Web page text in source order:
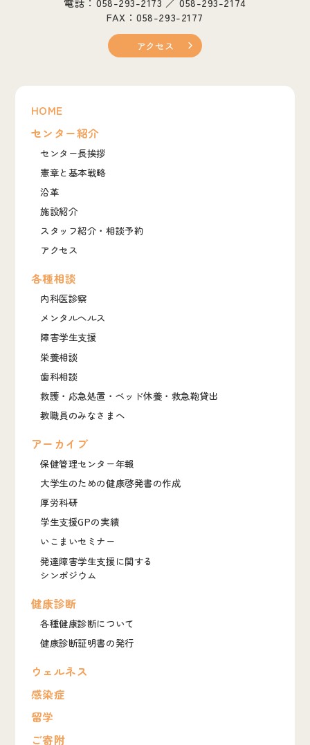
FAX：058-293-2177
アクセス
HOME
センター紹介
センター長挨拶
憲章と基本戦略
沿革
施設紹介
スタッフ紹介・相談予約
アクセス
各種相談
内科医診察
メンタルヘルス
障害学生支援
栄養相談
歯科相談
救護・応急処置・ベッド休養・救急鞄貸出
教職員のみなさまへ
アーカイブ
保健管理センター年報
大学生のための健康啓発書の作成
厚労科研
学生支援GPの実績
いこまいセミナー
発達障害学生支援に関する
シンポジウム
健康診断
各種健康診断について
健康診断証明書の発行
ウェルネス
感染症
留学
ご寄附